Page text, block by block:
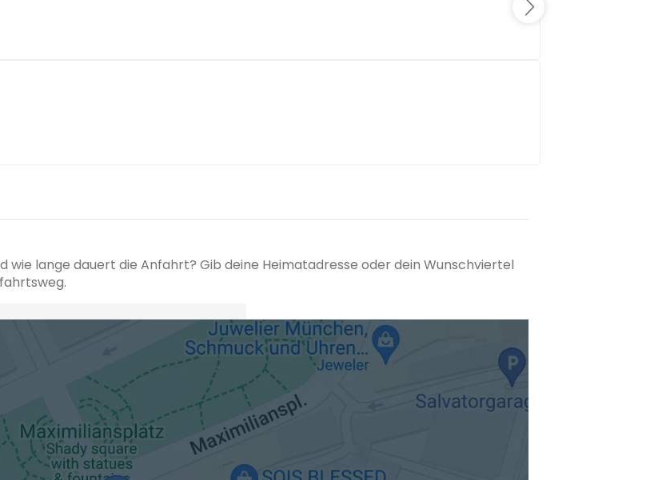
lange dauert die Anfahrt? Gib deine Heimatadresse oder dein Wunschviertel
+ Aktuellen Standort hinzufügen
eines typischen Dienstag morgens um 8:30.